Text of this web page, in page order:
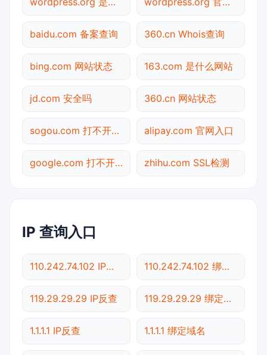
baidu.com 备案查询 360.cn Whois查询
bing.com 网站状态 163.com 是什么网站
jd.com 安全吗 360.cn 网站状态
sogou.com 打不开检测 alipay.com 官网入口
google.com 打不开检测 zhihu.com SSL检测
IP 查询入口
110.242.74.102 IP反查 110.242.74.102 绑定域名
119.29.29.29 IP反查 119.29.29.29 绑定域名
1.1.1.1 IP反查 1.1.1.1 绑定域名